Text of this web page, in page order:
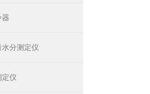
器
分测定仪
定仪